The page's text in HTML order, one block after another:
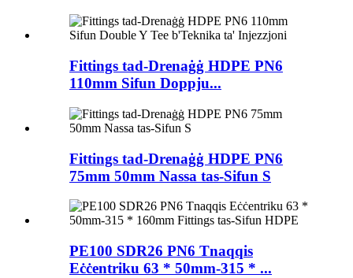
Fittings tad-Drenaġġ HDPE PN6
110mm Sifun Doppju...
Fittings tad-Drenaġġ HDPE PN6
75mm 50mm Nassa tas-Sifun S
PE100 SDR26 PN6 Tnaqqis
Eċċentriku 63 * 50mm-315 * ...